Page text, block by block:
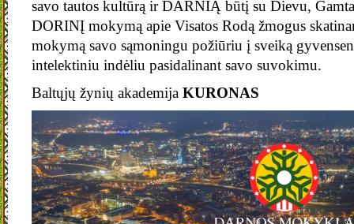
savo tautos kultūrą ir DARNIĄ būtį su Dievu,
DORINĮ mokymą apie Visatos Rodą žmogus
mokymą savo sąmoningu požiūriu į sveiką
intelektiniu indėliu pasidalinant savo suvokimu.
Baltųjų žynių akademija KURONAS